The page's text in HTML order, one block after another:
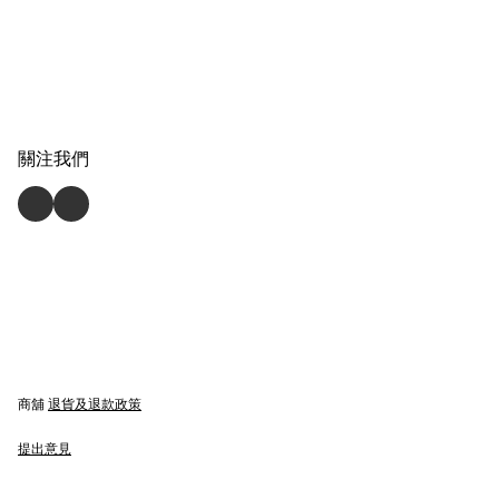
關注我們
商舖 退貨及退款政策
提出意見